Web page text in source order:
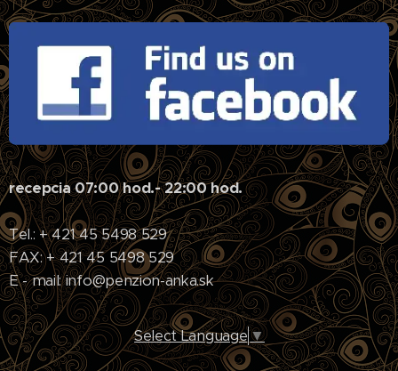
recepcia 07:00 hod.- 22:00 hod.
Tel.: + 421 45 5498 529
FAX: + 421 45 5498 529
E - mail: info@penzion-anka.sk
Select Language▼